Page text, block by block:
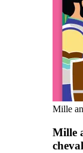
Mille
Mille